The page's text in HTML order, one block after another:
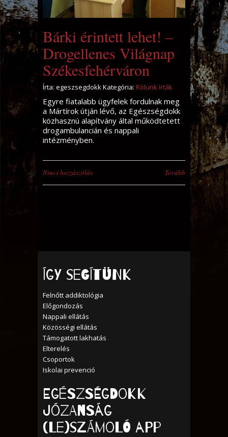
Bárki érintett lehet! –
Drogellenes Világnap
Székesfehérváron
Írta: egeszsegdokk Kategória: Rólunk írták
Egyre fiatalabb ügyfelek fordulnak meg
a Mártírok útján lévő, az Egészségdokk
közhasznú alapítvány által működtetett
drogambulancián és nappali
intézményben.
Nincs hozzászólás Tovább
Így segítünk
Felnőtt addiktológia
Előgondozás
Nappali ellátás
Közösségi ellátás
Támogatott lakhatás
Elterelés
Csoportok
Iskolai prevenció
Egészségdokk
Józanság
(Le)számoló APP